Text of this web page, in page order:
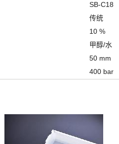
SB-C18
传统
10 %
甲醇/水
50 mm
400 bar